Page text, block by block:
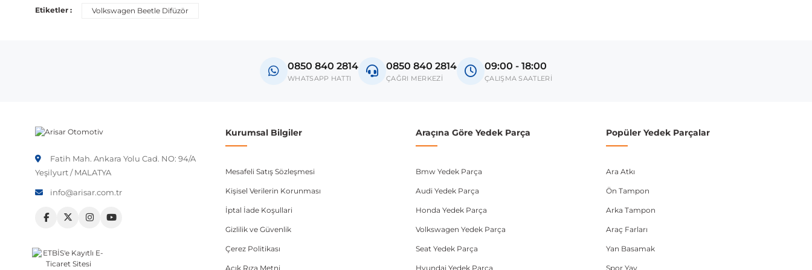
Araç üreticileri aynı model yılı içerisinde farklı donanım ve kasa tipleri kullanabilmektedir. Sipariş vermeden önce OEM numarası veya şasi numarası ile uyumluluğu kontrol
Etiketler : Volkswagen Beetle Difüzör
0850 840 2814
WHATSAPP HATTI
0850 840 2814
ÇAĞRI MERKEZİ
09:00 - 18:00
ÇALIŞMA SAATLERİ
Fatih Mah. Ankara Yolu Cad. NO: 94/A
Yeşilyurt / MALATYA
info@arisar.com.tr
Kurumsal Bilgiler
Mesafeli Satış Sözleşmesi
Kişisel Verilerin Korunması
İptal İade Koşullari
Gizlilik ve Güvenlik
Çerez Politikası
Açık Rıza Metni
Araçına Göre Yedek Parça
Bmw Yedek Parça
Audi Yedek Parça
Honda Yedek Parça
Volkswagen Yedek Parça
Seat Yedek Parça
Hyundai Yedek Parça
Popüler Yedek Parçalar
Ara Atkı
Ön Tampon
Arka Tampon
Araç Farları
Yan Basamak
Spor Yay